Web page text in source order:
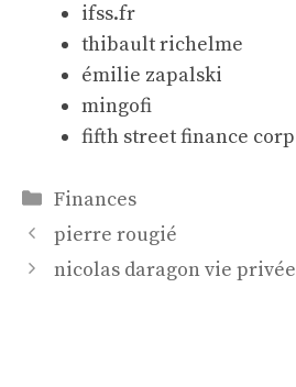
ifss.fr
thibault richelme
émilie zapalski
mingofi
fifth street finance corp
Catégories
Finances
pierre rougié
nicolas daragon vie privée